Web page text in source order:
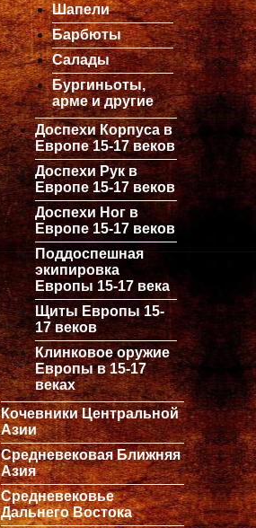
Шапели
Барбюты
Салады
Бургиньоты,
арме и другие
Доспехи Корпуса в
Европе 15-17 веков
Доспехи Рук в
Европе 15-17 веков
Доспехи Ног в
Европе 15-17 веков
Поддоспешная
экипировка
Европы 15-17 века
Щиты Европы 15-
17 веков
Клинковое оружие
Европы в 15-17
веках
Кочевники Центральной
Азии
Средневековая Ближняя
Азия
Средневековье
Дальнего Востока